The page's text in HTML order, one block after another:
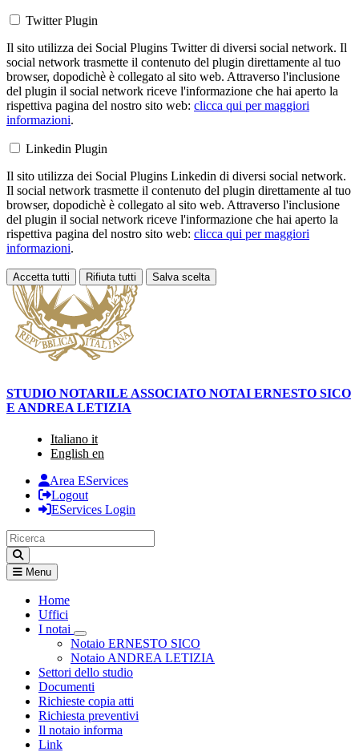
Twitter Plugin
Il sito utilizza dei Social Plugins Twitter di diversi social network. Il
social network trasmette il contenuto del plugin direttamente al tuo
browser, dopodichè è collegato al sito web. Attraverso l'inclusione
del plugin il social network riceve l'informazione che hai aperto la
rispettiva pagina del nostro sito web: clicca qui per maggiori
informazioni.
Linkedin Plugin
Il sito utilizza dei Social Plugins Linkedin di diversi social network.
Il social network trasmette il contenuto del plugin direttamente al tuo
browser, dopodichè è collegato al sito web. Attraverso l'inclusione
del plugin il social network riceve l'informazione che hai aperto la
rispettiva pagina del nostro sito web: clicca qui per maggiori
informazioni.
Accetta tutti Rifiuta tutti Salva scelta
Loading...
STUDIO NOTARILE ASSOCIATO NOTAI ERNESTO SICO
E ANDREA LETIZIA
Italiano it
English en
Area EServices
Logout
EServices Login
Menu
Home
Uffici
I notai
Visualizza menù di secondo livello
Notaio ERNESTO SICO
Notaio ANDREA LETIZIA
Settori dello studio
Documenti
Richieste copia atti
Richiesta preventivi
Il notaio informa
Link